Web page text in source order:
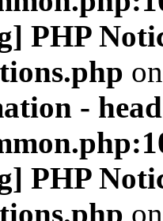
PHP
-
PHP